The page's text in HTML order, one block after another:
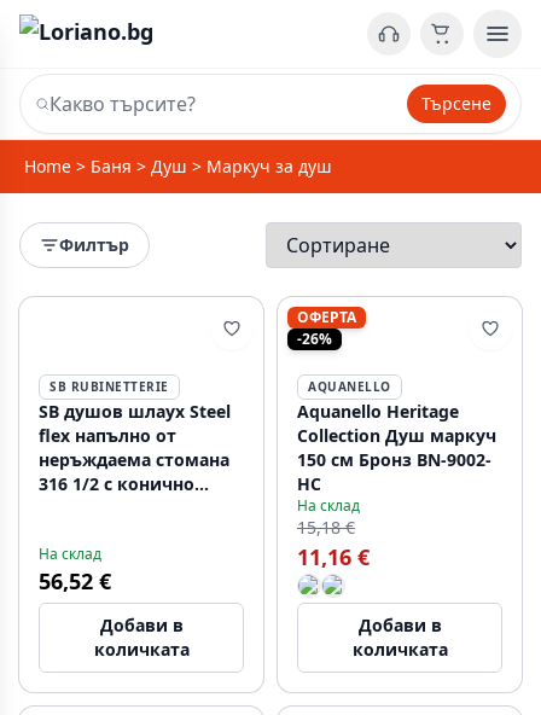
Търсене
Home > Баня > Душ > Маркуч за душ
Филтър
SB RUBINETTERIE
SB душов шлаух Steel
flex напълно от
неръждаема стомана
316 1/2 с конично
На склад
56,52 €
Добави в
количката
ОФЕРТА
-26%
AQUANELLO
Aquanello Heritage
Collection Душ маркуч
150 см Бронз BN-9002-
HC
На склад
15,18 €
11,16 €
Добави в
количката